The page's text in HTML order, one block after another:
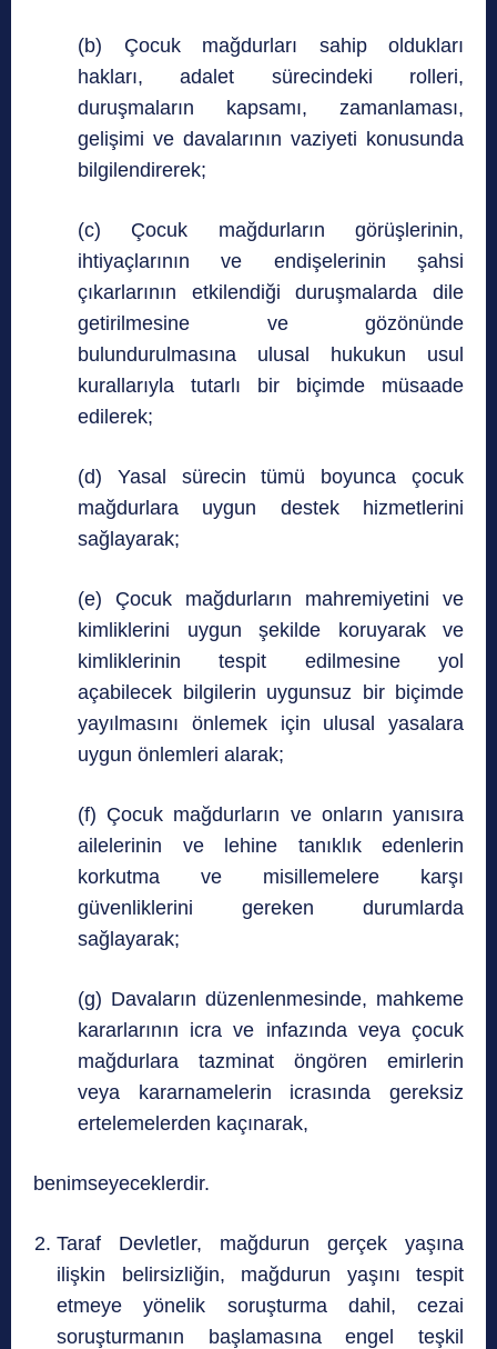
(b) Çocuk mağdurları sahip oldukları
hakları, adalet sürecindeki rolleri,
duruşmaların kapsamı, zamanlaması,
gelişimi ve davalarının vaziyeti konusunda
bilgilendirerek;
(c) Çocuk mağdurların görüşlerinin,
ihtiyaçlarının ve endişelerinin şahsi
çıkarlarının etkilendiği duruşmalarda dile
getirilmesine ve gözönünde
bulundurulmasına ulusal hukukun usul
kurallarıyla tutarlı bir biçimde müsaade
edilerek;
(d) Yasal sürecin tümü boyunca çocuk
mağdurlara uygun destek hizmetlerini
sağlayarak;
(e) Çocuk mağdurların mahremiyetini ve
kimliklerini uygun şekilde koruyarak ve
kimliklerinin tespit edilmesine yol
açabilecek bilgilerin uygunsuz bir biçimde
yayılmasını önlemek için ulusal yasalara
uygun önlemleri alarak;
(f) Çocuk mağdurların ve onların yanısıra
ailelerinin ve lehine tanıklık edenlerin
korkutma ve misillemelere karşı
güvenliklerini gereken durumlarda
sağlayarak;
(g) Davaların düzenlenmesinde, mahkeme
kararlarının icra ve infazında veya çocuk
mağdurlara tazminat öngören emirlerin
veya kararnamelerin icrasında gereksiz
ertelemelerden kaçınarak,
benimseyeceklerdir.
Taraf Devletler, mağdurun gerçek yaşına
ilişkin belirsizliğin, mağdurun yaşını tespit
etmeye yönelik soruşturma dahil, cezai
soruşturmanın başlamasına engel teşkil